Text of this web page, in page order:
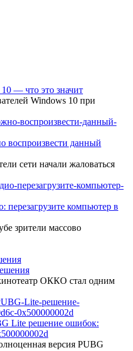
— что это значит
Windows 10 при
воспроизвести данный
сети начали жаловаться
перезагрузите компьютер в
зрители массово
ОККО стал одним
Lite решение ошибок:
версия PUBG